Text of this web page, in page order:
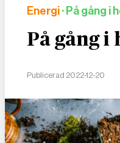
Energi· På gång i
På gång i
Publicerad 2022-12-20